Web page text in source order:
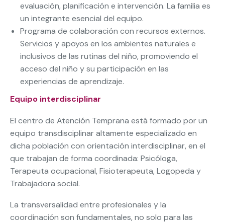
evaluación, planificación e intervención. La familia es
un integrante esencial del equipo.
Programa de colaboración con recursos externos.
Servicios y apoyos en los ambientes naturales e
inclusivos de las rutinas del niño, promoviendo el
acceso del niño y su participación en las
experiencias de aprendizaje.
Equipo interdisciplinar
El centro de Atención Temprana está formado por un
equipo transdisciplinar altamente especializado en
dicha población con orientación interdisciplinar, en el
que trabajan de forma coordinada: Psicóloga,
Terapeuta ocupacional, Fisioterapeuta, Logopeda y
Trabajadora social.
La transversalidad entre profesionales y la
coordinación son fundamentales, no solo para las